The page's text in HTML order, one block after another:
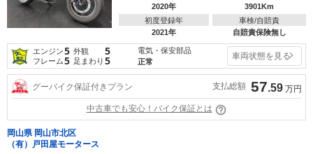
2020年
3901Km
初度登録年
2021年
車検/自賠責
自賠責保険無し
エンジン5 外観 5
フレーム5 足まわり 5
電気・保安部品
正常
車両状態を見る
グーバイク保証付きプラン 支払総額 57.59 万円
中古車でも安心！バイク保証とは
岡山県 岡山市北区
（有）戸田屋モータース